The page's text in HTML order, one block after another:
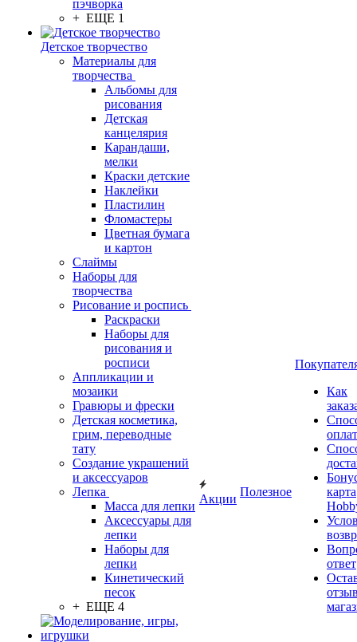
пэчворка
+ ЕЩЕ 1
Детское творчество
Материалы для
творчества
Альбомы для
рисования
Детская
канцелярия
Карандаши,
мелки
Краски детские
Наклейки
Пластилин
Фломастеры
Цветная бумага
и картон
Слаймы
Наборы для
творчества
Рисование и роспись
Раскраски
Наборы для
рисования и
росписи
Аппликации и
мозаики
Гравюры и фрески
Детская косметика,
грим, переводные
тату
Создание украшений
и аксессуаров
Лепка
Масса для лепки
Аксессуары для
лепки
Наборы для
лепки
Кинетический
песок
+ ЕЩЕ 4
Акции
Полезное
Как
карта
ответ